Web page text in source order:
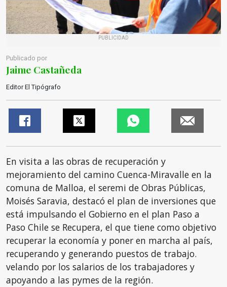
PUBLICIDAD
Publicado por
Jaime Castañeda
Editor El Tipógrafo
En visita a las obras de recuperación y
mejoramiento del camino Cuenca-Miravalle en la
comuna de Malloa, el seremi de Obras Públicas,
Moisés Saravia, destacó el plan de inversiones que
está impulsando el Gobierno en el plan Paso a
Paso Chile se Recupera, el que tiene como objetivo
recuperar la economía y poner en marcha al país,
recuperando y generando puestos de trabajo.
velando por los salarios de los trabajadores y
apoyando a las pymes de la región.